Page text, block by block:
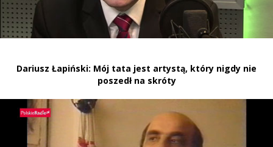
Dariusz Łapiński: Mój tata jest artystą, który nigdy nie
poszedł na skróty